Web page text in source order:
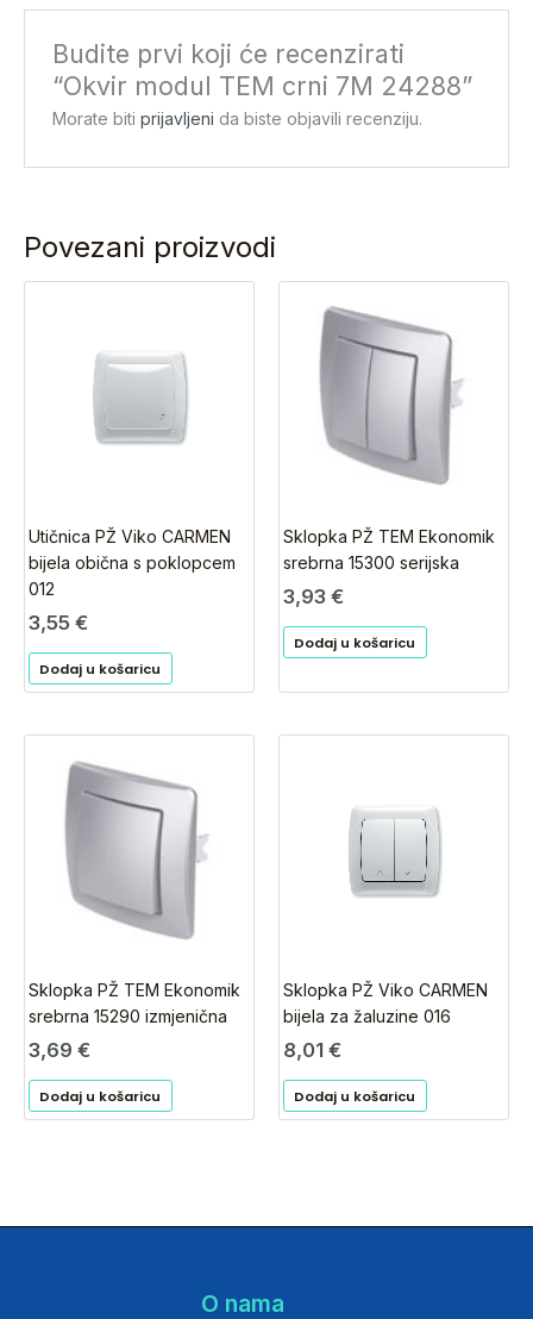
Budite prvi koji će recenzirati
“Okvir modul TEM crni 7M 24288”
Morate bitiprijavljeni da biste objavili recenziju.
Povezani proizvodi
Utičnica PŽ Viko CARMEN
bijela obična s poklopcem
012
3,55 €
Dodaj u košaricu
Sklopka PŽ TEM Ekonomik
srebrna 15300 serijska
3,93 €
Dodaj u košaricu
Sklopka PŽ TEM Ekonomik
srebrna 15290 izmjenična
3,69 €
Dodaj u košaricu
Sklopka PŽ Viko CARMEN
bijela za žaluzine 016
8,01 €
Dodaj u košaricu
O nama